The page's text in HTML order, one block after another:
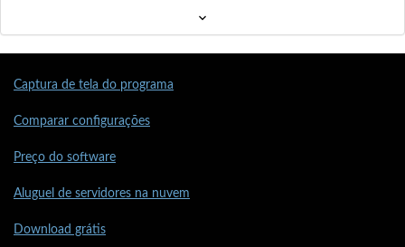
Captura de tela do programa
Comparar configurações
Preço do software
Aluguel de servidores na nuvem
Download grátis